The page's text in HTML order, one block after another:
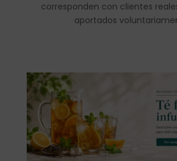
corresponden con clientes
aportados